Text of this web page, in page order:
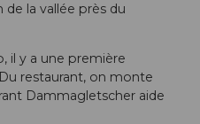
la vallée près du
il y a une première
restaurant, on monte
Dammagletscher aide